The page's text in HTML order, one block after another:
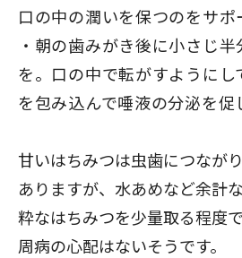
口の中の潤いを保つのをサポ
朝の歯みがき後に小さじ
を。口の中で転がすようにし
を包み込んで唾液の分泌を促
甘いはちみつは虫歯につなが
ありますが、水あめなど余計
粋なはちみつを少量取る程度
周病の心配はないそうです。